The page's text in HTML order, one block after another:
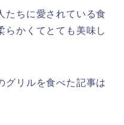
たちに愛されている食
らかくてとても美味し
グリルを食べた記事は